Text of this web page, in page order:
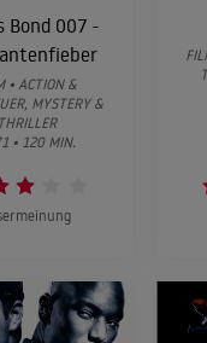
Bond 007 -
• ACTION &
MYSTERY &
THRILLER
• 120 MIN.